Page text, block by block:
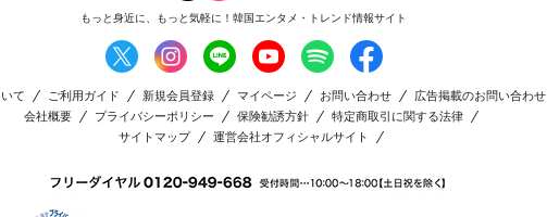
もっと身近に、もっと気軽に！ 韓国エンタメ・トレンド情報サイト
て ご利用ガイド 新規会員登録 マイページ お問い合わせ
広告掲載のお問い合わせ
会社概要
プライバシーポリシー 保険勧誘方針
特定商取引に関する法律
サイトマップ
運営会社オフィシャルサイト